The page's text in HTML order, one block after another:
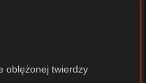
oblężonej twierdzy